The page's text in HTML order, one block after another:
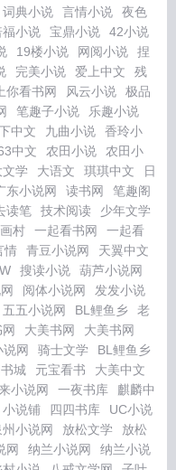
词典小说 言情小说
夜色
福小说 宝鼎小说
42小说
19楼小说 网阅小说
捏
完美小说 爱上中文
残
你看书网 风云小说
极品
笔趣子小说
乐趣小说
中文 九曲小说
香玲小
中文 农田小说
农田小
文学 大语文 琪琪中文
日
东小说网 读书网
笔趣阁
读笔 技术阅读
少年文学
村 一起看书网
一起看
情 青豆小说网
天翼中文
搜读小说
葫芦小说网
阅体小说网
发发小说
五五小说网 BL鲤鱼乡
老
大美书网
大美书网
说网 骑士文学
BL鲤鱼乡
城 元宝看书
大美中文
小说网 一夜书库
麒麟中
小说铺 四四书库
UC小说
州小说网 放松文学
放松
网 纳兰小说网
纳兰小说